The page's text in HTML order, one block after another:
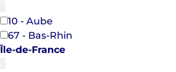
10 - Aube
67 - Bas-Rhin
Île-de-France